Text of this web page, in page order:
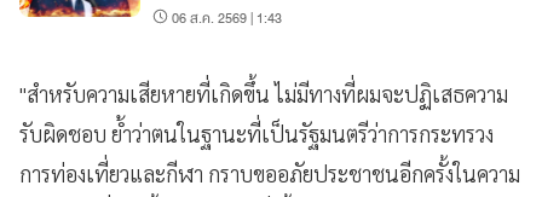
06 ส.ค. 2569 | 1:43
"สำหรับความเสียหายที่เกิดขึ้น ไม่มีทางที่ผมจะปฏิเสธความ
รับผิดชอบ ย้ำว่าตนในฐานะที่เป็นรัฐมนตรีว่าการกระทรวง
การท่องเที่ยวและกีฬา กราบขออภัยประชาชนอีกครั้งในความ